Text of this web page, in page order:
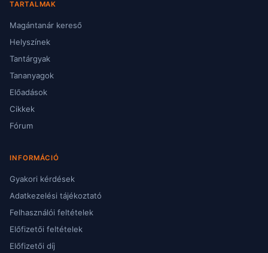
TARTALMAK
Magántanár kereső
Helyszínek
Tantárgyak
Tananyagok
Előadások
Cikkek
Fórum
INFORMÁCIÓ
Gyakori kérdések
Adatkezelési tájékoztató
Felhasználói feltételek
Előfizetői feltételek
Előfizetői díj